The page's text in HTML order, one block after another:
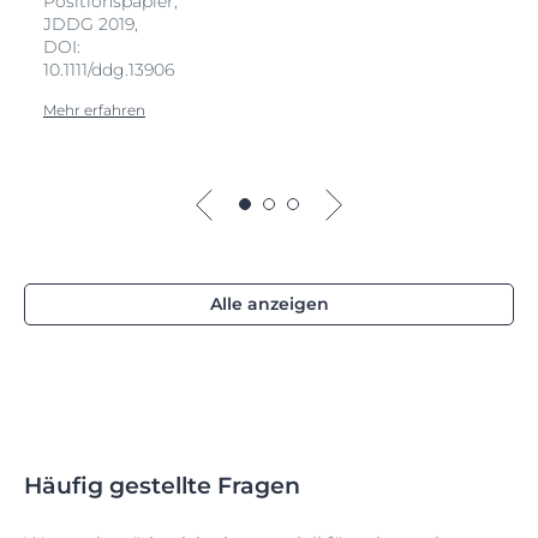
JDDG 2019,
DOI:
10.1111/ddg.13906
Mehr erfahren
Alle anzeigen
Häufig gestellte Fragen